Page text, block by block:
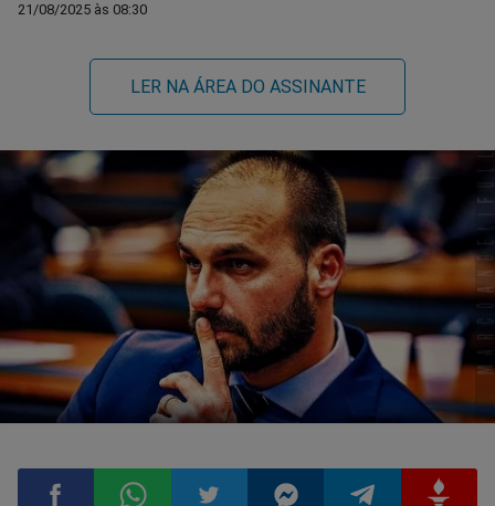
21/08/2025 às 08:30
LER NA ÁREA DO ASSINANTE